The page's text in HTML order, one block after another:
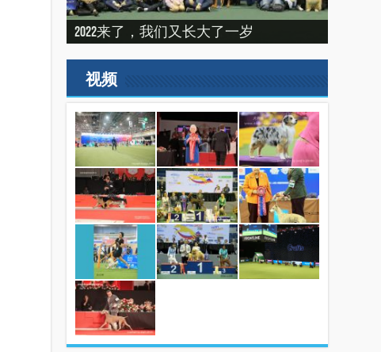
2022来了，我们又长大了一岁
建设专栏-2020年的冬天，俺们东北那场
比赛
“震”撼之旅——2019印尼犬展之行
（INDONEISA WINNER SHOW 2019）
建设专栏-2019刚过一半，但是好像已经
结束了。
2019美国143届西敏寺犬展随笔（三）
视频